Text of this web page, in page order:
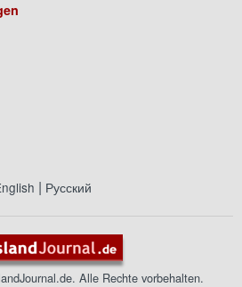
| Русский
Alle Rechte vorbehalten.